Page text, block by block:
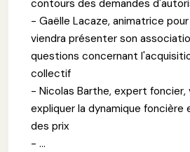
contours des demandes
- Gaëlle Lacaze, animatrice
viendra présenter son
questions concernant
collectif
- Nicolas Barthe, expert foncier,
expliquer la dynamique
des prix
- ...